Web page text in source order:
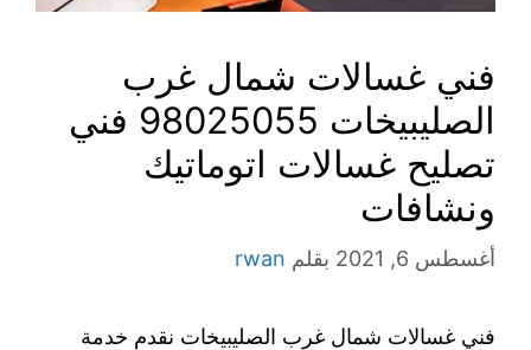
فني غسالات شمال غرب
الصليبيخات 98025055 فني
تصليح غسالات اتوماتيك
ونشافات
أغسطس 6, 2021 بقلم rwan
فني غسالات شمال غرب الصليبيخات نقدم خدمة